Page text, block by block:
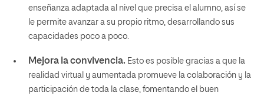
enseñanza adaptada al nivel que precisa el alumno, así se
le permite avanzar a su propio ritmo, desarrollando sus
capacidades poco a poco.
Mejora la convivencia. Esto es posible gracias a que la
realidad virtual y aumentada promueve la colaboración y la
participación de toda la clase, fomentando el buen